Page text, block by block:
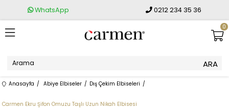
WhatsApp 0212 234 35 36
0
Anasayfa Abiye Elbiseler Dış Çekim Elbiseleri
Carmen Ekru Şifon Omuzu Taşlı Uzun Nikah Elbisesi